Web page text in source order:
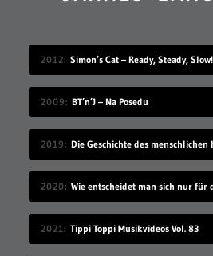
2012 Simon’s Cat – Ready, Steady, Slow!
2009 BT’n’J – Na Posedu
2019
2020
2021 Tippi Toppi Musikvideos Vol. 83